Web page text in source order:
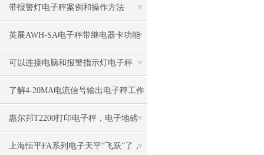
RS232卡连接电脑
带报警灯电子秤案例和操作方法
英展AWH-SA电子秤带继电器卡功能
简述
可以连接电脑和报警指示灯电子秤
了解4-20MA电流信号输出电子秤工作
原理
惠尔邦T2200打印电子秤，电子地磅
（地上衡）
上海恒平FA系列电子天平“飞跃”了，